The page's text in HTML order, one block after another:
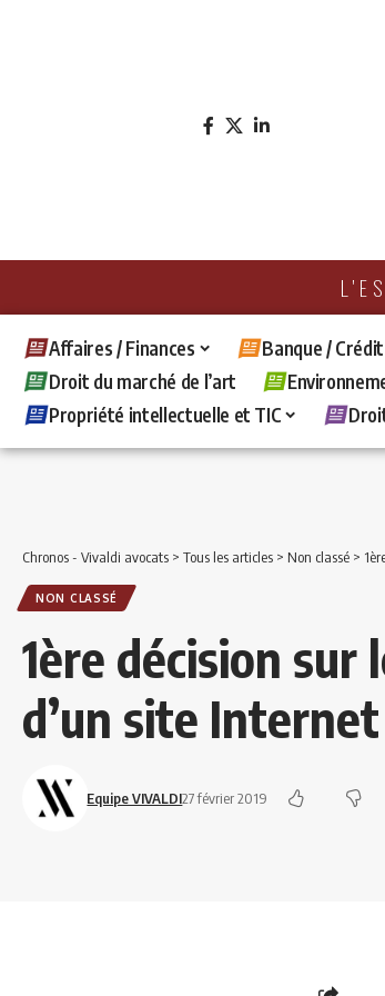
Affaires / Finances Banque / Crédit
Droit du marché de l’art
Propriété intellectuelle et TIC
Chronos - Vivaldi avocats > Tous les articles > Non classé >
NON CLASSÉ
1ère décision
d’un site Internet
Equipe VIVALDI27 février 2019